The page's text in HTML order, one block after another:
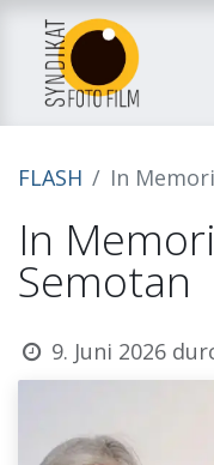
FLASH In
In
Semotan
9. Juni 2026